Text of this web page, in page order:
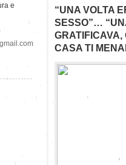
“UNA VOLTA
SESSO”…
GRATIFICAVA,
CASA TI
e